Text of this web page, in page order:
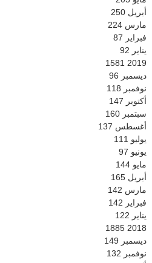
أبريل 250
مارس 224
فبراير 87
يناير 92
2019
1581
ديسمبر 96
نوفمبر 118
أكتوبر 147
سبتمبر 160
أغسطس 137
يوليو 111
يونيو 97
مايو 144
أبريل 165
مارس 142
فبراير 142
يناير 122
2018
1885
ديسمبر 149
نوفمبر 132